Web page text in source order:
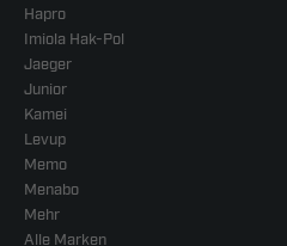
Hapro
Imiola Hak-Pol
Jaeger
Junior
Kamei
Levup
Memo
Menabo
Mehr
Alle Marken